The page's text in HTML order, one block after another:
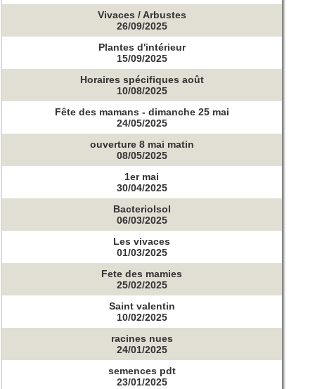
Vivaces / Arbustes
26/09/2025
Plantes d'intérieur
15/09/2025
Horaires spécifiques août
10/08/2025
Fête des mamans - dimanche 25 mai
24/05/2025
ouverture 8 mai matin
08/05/2025
1er mai
30/04/2025
Bacteriolsol
06/03/2025
Les vivaces
01/03/2025
Fete des mamies
25/02/2025
Saint valentin
10/02/2025
racines nues
24/01/2025
semences pdt
23/01/2025